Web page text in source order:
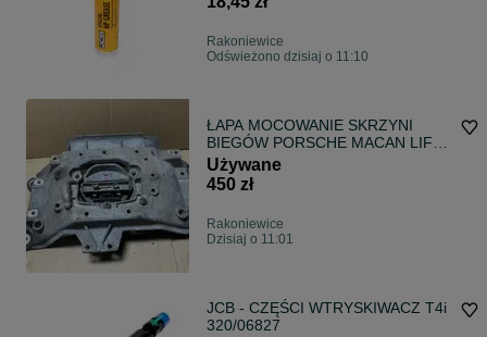
Rakoniewice
Odświeżono dzisiaj o 11:10
ŁAPA MOCOWANIE SKRZYNI
BIEGÓW PORSCHE MACAN LIFT
Używane
450 zł
Rakoniewice
Dzisiaj o 11:01
JCB - CZĘŚCI WTRYSKIWACZ T4i
320/06827